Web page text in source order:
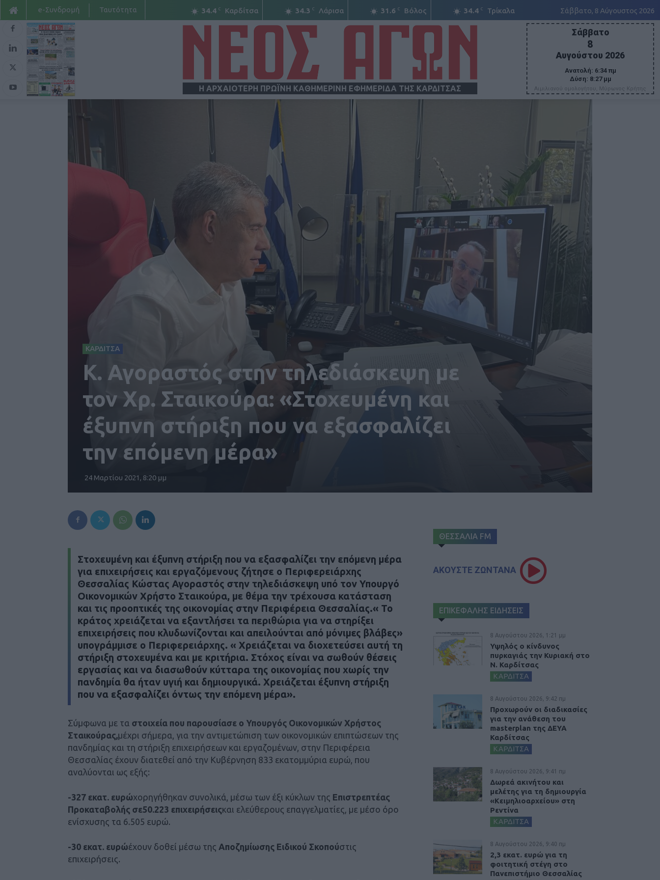
34.4 C Καρδίτσα 34.3 C Λάρισα 31.6 C Βόλος 34.4 C Τρίκαλα Σάββατο, 8 Αύγουστος 2026
e-Συνδρομή Ταυτότητα
Η ΑΡΧΑΙΟΤΕΡΗ ΠΡΩΪΝΗ ΚΑΘΗΜΕΡΙΝΗ ΕΦΗΜΕΡΙΔΑ ΤΗΣ ΚΑΡΔΙΤΣΑΣ
Σάββατο
8
Αυγούστου 2026
Ανατολή: 6:34 πμ
Δύση: 8:27 μμ
Αιμιλιανού ομολογήτου, Μύρωνος Κρήτης
ΚΑΡΔΙΤΣΑ
Κ. Αγοραστός στην τηλεδιάσκεψη με
τον Χρ. Σταικούρα: «Στοχευμένη και
έξυπνη στήριξη που να εξασφαλίζει
την επόμενη μέρα»
24 Μαρτίου 2021, 8:20 μμ
Στοχευμένη και έξυπνη στήριξη που να εξασφαλίζει την επόμενη μέρα
για επιχειρήσεις και εργαζόμενους ζήτησε ο Περιφερειάρχης
Θεσσαλίας Κώστας Αγοραστός στην τηλεδιάσκεψη υπό τον Υπουργό
Οικονομικών Χρήστο Σταικούρα, με θέμα την τρέχουσα κατάσταση
και τις προοπτικές της οικονομίας στην Περιφέρεια Θεσσαλίας.« Το
κράτος χρειάζεται να εξαντλήσει τα περιθώρια για να στηρίξει
επιχειρήσεις που κλυδωνίζονται και απειλούνται από μόνιμες βλάβες»
υπογράμμισε ο Περιφερειάρχης. « Χρειάζεται να διοχετεύσει αυτή τη
στήριξη στοχευμένα και με κριτήρια. Στόχος είναι να σωθούν θέσεις
εργασίας και να διασωθούν κύτταρα της οικονομίας που χωρίς την
πανδημία θα ήταν υγιή και δημιουργικά. Χρειάζεται έξυπνη στήριξη
που να εξασφαλίζει όντως την επόμενη μέρα».
Σύμφωνα με τα στοιχεία που παρουσίασε ο Υπουργός Οικονομικών Χρήστος
Σταικούρας,μέχρι σήμερα, για την αντιμετώπιση των οικονομικών επιπτώσεων της
πανδημίας και τη στήριξη επιχειρήσεων και εργαζομένων, στην Περιφέρεια
Θεσσαλίας έχουν διατεθεί από την Κυβέρνηση 833 εκατομμύρια ευρώ, που
αναλύονται ως εξής:
-327 εκατ. ευρώχορηγήθηκαν συνολικά, μέσω των έξι κύκλων της Επιστρεπτέας
Προκαταβολής σε50.223 επιχειρήσειςκαι ελεύθερους επαγγελματίες, με μέσο όρο
ενίσχυσης τα 6.505 ευρώ.
-30 εκατ. ευρώέχουν δοθεί μέσω της Αποζημίωσης Ειδικού Σκοπούστις
επιχειρήσεις.
ΘΕΣΣΑΛΙΑ FM
ΑΚΟΥΣΤΕ ΖΩΝΤΑΝΑ
ΕΠΙΚΕΦΑΛΗΣ ΕΙΔΗΣΕΙΣ
8 Αυγούστου 2026, 1:21 μμ
Υψηλός ο κίνδυνος
πυρκαγιάς την Κυριακή στο
Ν. Καρδίτσας
ΚΑΡΔΙΤΣΑ
8 Αυγούστου 2026, 9:42 πμ
Προχωρούν οι διαδικασίες
για την ανάθεση του
masterplan της ΔΕΥΑ
Καρδίτσας
ΚΑΡΔΙΤΣΑ
8 Αυγούστου 2026, 9:41 πμ
Δωρεά ακινήτου και
μελέτης για τη δημιουργία
«Κειμηλιοαρχείου» στη
Ρεντίνα
ΚΑΡΔΙΤΣΑ
8 Αυγούστου 2026, 9:40 πμ
2,3 εκατ. ευρώ για τη
φοιτητική στέγη στο
Πανεπιστήμιο Θεσσαλίας